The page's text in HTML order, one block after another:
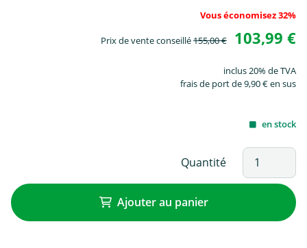
Vous économisez 32%
Prix de vente conseillé155,00 € 103,99 €
inclus 20% de TVA
frais de port de 9,90 € en sus
en stock
Quantité
Ajouter au panier